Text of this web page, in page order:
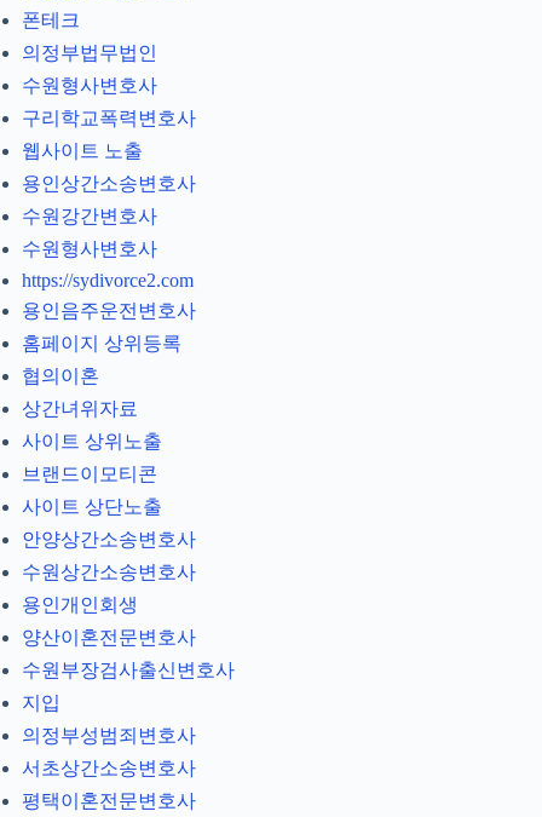
폰테크
의정부법무법인
수원형사변호사
구리학교폭력변호사
웹사이트 노출
용인상간소송변호사
수원강간변호사
수원형사변호사
https://sydivorce2.com
용인음주운전변호사
홈페이지 상위등록
협의이혼
상간녀위자료
사이트 상위노출
브랜드이모티콘
사이트 상단노출
안양상간소송변호사
수원상간소송변호사
용인개인회생
양산이혼전문변호사
수원부장검사출신변호사
지입
의정부성범죄변호사
서초상간소송변호사
평택이혼전문변호사